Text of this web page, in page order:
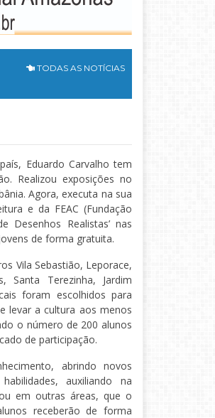
TODAS AS NOTÍCIAS
Eduardo Carvalho tem
Realizou exposições no
Agora, executa na sua
e da FEAC (Fundação
Desenhos Realistas’ nas
de forma gratuita.
Vila Sebastião, Leporace,
Santa Terezinha, Jardim
foram escolhidos para
levar a cultura aos menos
o número de 200 alunos
de participação.
abrindo novos
auxiliando na
em outras áreas, que o
receberão de forma